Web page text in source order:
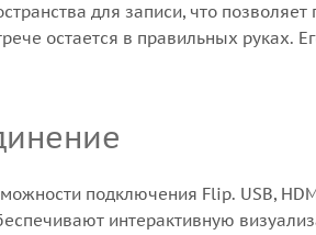
для записи, что
остается в правильных руках.
подключения Flip. USB,
интерактивную